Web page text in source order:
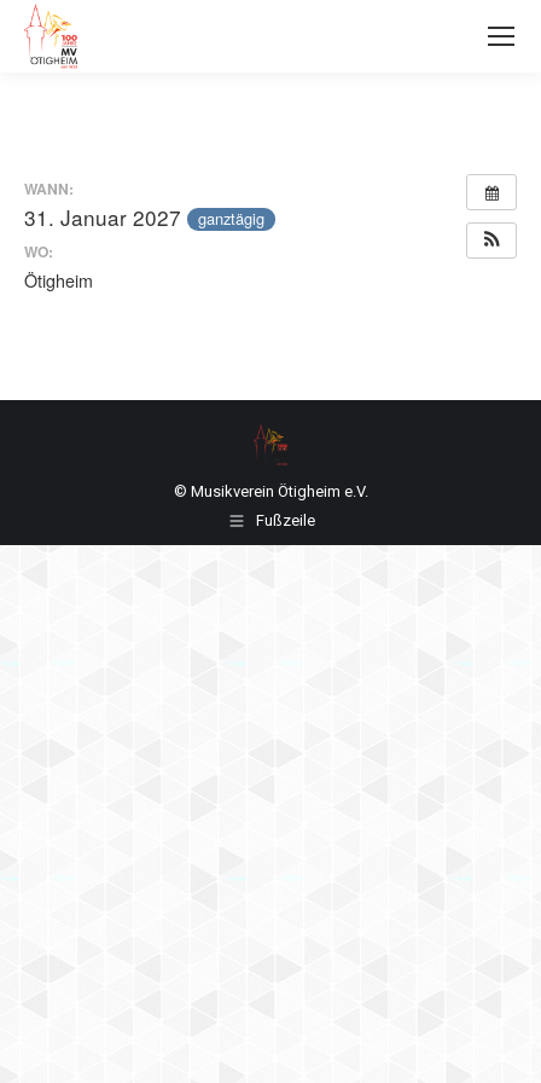
WANN:
31. Januar 2027 ganztägig
WO:
Ötigheim
© Musikverein Ötigheim e.V.
Fußzeile